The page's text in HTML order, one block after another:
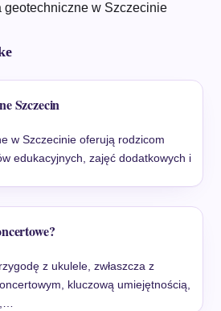
geotechniczne w Szczecinie
Szczecin
w Szczecinie oferują rodzicom
edukacyjnych, zajęć dodatkowych i
z ukulele, zwłaszcza z
kluczową umiejętnością,